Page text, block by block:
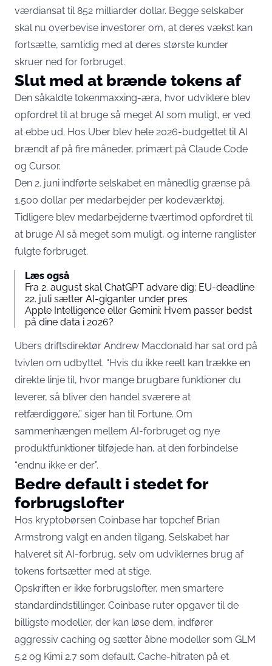
værdiansat til 852 milliarder dollar. Begge selskaber
skal nu overbevise investorer om, at deres vækst kan
fortsætte, samtidig med at deres største kunder
skruer ned for forbruget.
Slut med at brænde tokens af
Den såkaldte tokenmaxxing-æra, hvor udviklere blev
opfordret til at bruge så meget AI som muligt, er ved
at ebbe ud. Hos Uber blev hele 2026-budgettet til AI
brændt af på fire måneder, primært på Claude Code
og Cursor.
Den 2. juni indførte selskabet en månedlig grænse på
1.500 dollar per medarbejder per kodeværktøj.
Tidligere blev medarbejderne tværtimod opfordret til
at bruge AI så meget som muligt, og interne ranglister
fulgte forbruget.
Læs også
Fra 2. august skal ChatGPT advare dig: EU-deadline
22. juli sætter AI-giganter under pres
Apple Intelligence eller Gemini: Hvem passer bedst
på dine data i 2026?
Ubers driftsdirektør Andrew Macdonald har sat ord på
tvivlen om udbyttet. “Hvis du ikke reelt kan trække en
direkte linje til, hvor mange brugbare funktioner du
leverer, så bliver den handel sværere at
retfærdiggøre,” siger han til Fortune. Om
sammenhængen mellem AI-forbruget og nye
produktfunktioner tilføjede han, at den forbindelse
“endnu ikke er der”.
Bedre default i stedet for
forbrugslofter
Hos kryptobørsen Coinbase har topchef Brian
Armstrong valgt en anden tilgang. Selskabet har
halveret sit AI-forbrug, selv om udviklernes brug af
tokens fortsætter med at stige.
Opskriften er ikke forbrugslofter, men smartere
standardindstillinger. Coinbase ruter opgaver til de
billigste modeller, der kan løse dem, indfører
aggressiv caching og sætter åbne modeller som GLM
5.2 og Kimi 2.7 som default. Cache-hitraten på et